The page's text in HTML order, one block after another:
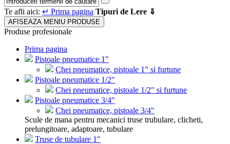
Te afli aici: ↵ Prima pagina Tipuri de Lere ⇓
AFISEAZA MENIU PRODUSE
Produse profesionale
Prima pagina
Pistoale pneumatice 1"
Chei pneumatice, pistoale 1" si furtune
Pistoale pneumatice 1/2"
Chei pneumatice, pistoale 1/2" si furtune
Pistoale pneumatice 3/4"
Chei pneumatice, pistoale 3/4"
Scule de mana pentru mecanici truse trubulare, clicheti,
prelungitoare, adaptoare, tubulare
Truse de tubulare 1"